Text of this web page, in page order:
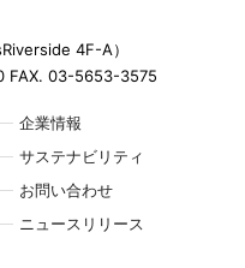
4F-A）
FAX. 03-5653-3575
企業情報
サステナビリティ
お問い合わせ
ニュースリリース